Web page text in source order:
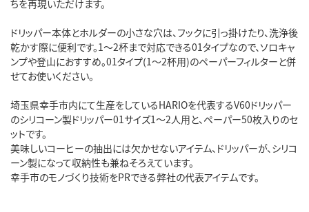
ちを再現いただけます。
ドリッパー本体とホルダーの小さな穴は、フックに引っ掛けたり、洗浄後
乾かす際に便利です。1～2杯まで対応できる01タイプなので、ソロキャ
ンプや登山におすすめ。01タイプ(1～2杯用)のペーパーフィルターと併
せてお使いください。
埼玉県幸手市内にて生産をしているHARIOを代表するV60ドリッパー
のシリコーン製ドリッパー01サイズ1～2人用と、ペーパー50枚入りのセ
ットです。
美味しいコーヒーの抽出には欠かせないアイテム、ドリッパーが、シリコ
ーン製になって収納性も兼ねそろえています。
幸手市のモノづくり技術をPRできる弊社の代表アイテムです。